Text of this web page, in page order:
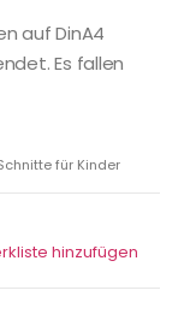
auf DinA4
Es fallen
für Kinder
hinzufügen